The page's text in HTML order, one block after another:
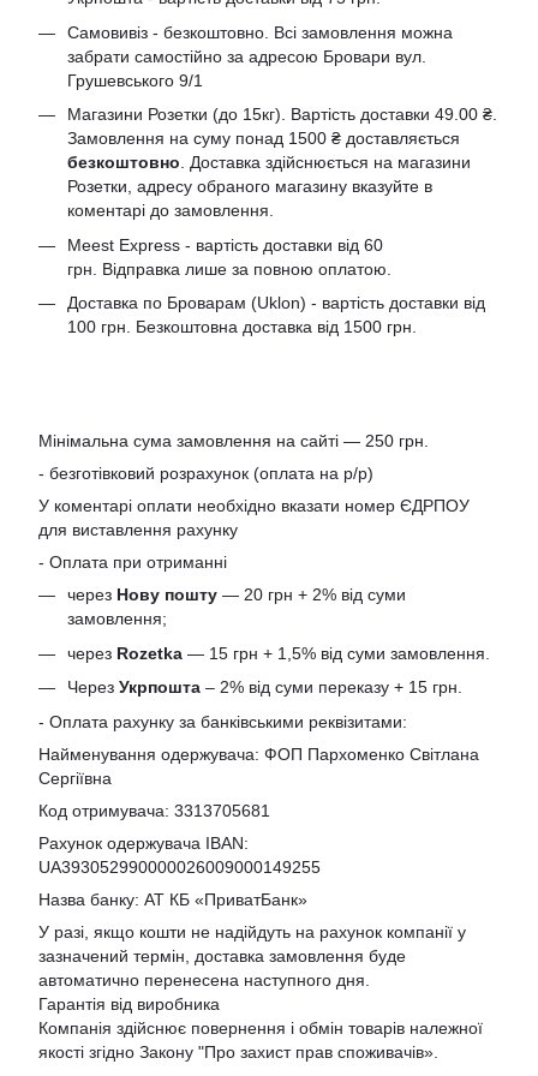
Самовивіз - безкоштовно. Всі замовлення можна
забрати самостійно за адресою Бровари вул.
Грушевського 9/1
Магазини Розетки (до 15кг). Вартість доставки 49.00 ₴.
Замовлення на суму понад 1500 ₴ доставляється
безкоштовно . Доставка здійснюється на магазини
Розетки, адресу обраного магазину вказуйте в
коментарі до замовлення.
Meest Express - вартість доставки від 60
грн. Відправка лише за повною оплатою.
Доставка по Броварам (Uklon) - вартість доставки від
100 грн. Безкоштовна доставка від 1500 грн.
Мінімальна сума замовлення на сайті — 250 грн.
- безготівковий розрахунок (оплата на р/р)
У коментарі оплати необхідно вказати номер ЄДРПОУ
для виставлення рахунку
- Оплата при отриманні
через Нову пошту — 20 грн + 2% від суми
замовлення;
через Rozetka — 15 грн + 1,5% від суми замовлення.
Через Укрпошта – 2% від суми переказу + 15 грн.
- Оплата рахунку за банківськими реквізитами:
Найменування одержувача: ФОП Пархоменко Світлана
Сергіївна
Код отримувача: 3313705681
Рахунок одержувача IBAN:
UA393052990000026009000149255
Назва банку: АТ КБ «ПриватБанк»
У разі, якщо кошти не надійдуть на рахунок компанії у
зазначений термін, доставка замовлення буде
автоматично перенесена наступного дня.
Гарантія від виробника
Компанія здійснює повернення і обмін товарів належної
якості згідно Закону "Про захист прав споживачів»